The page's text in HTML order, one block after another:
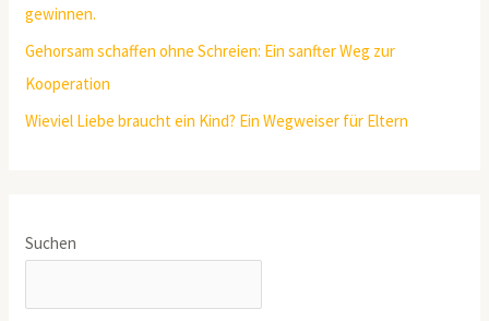
gewinnen.
Gehorsam schaffen ohne Schreien: Ein sanfter Weg zur
Kooperation
Wieviel Liebe braucht ein Kind? Ein Wegweiser für Eltern
Suchen